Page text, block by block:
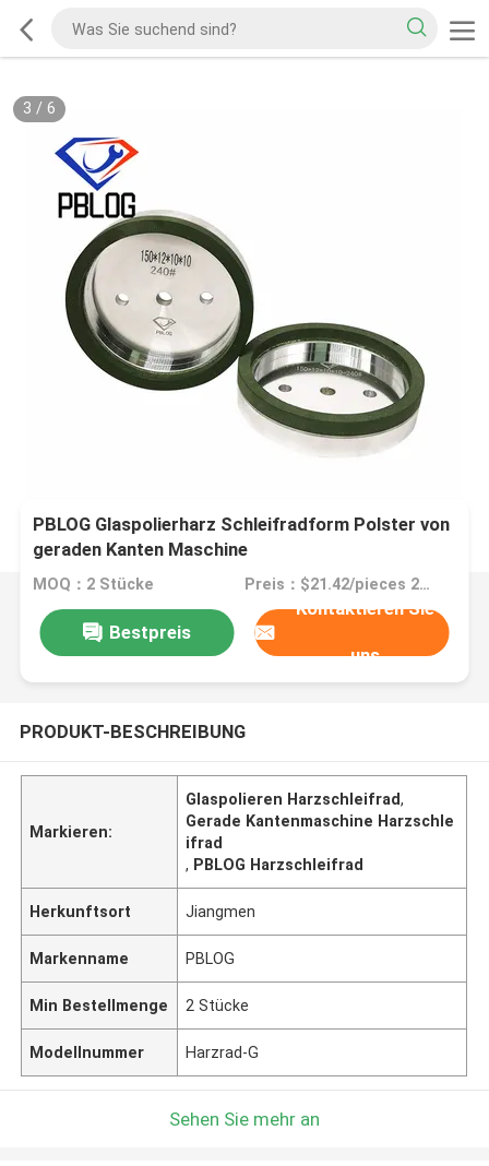
3 / 6
PBLOG Glaspolierharz Schleifradform Polster von
geraden Kanten Maschine
MOQ：2 Stücke Preis：$21.42/pieces 2-19 pieces
Bestpreis
Kontaktieren Sie
uns
PRODUKT-BESCHREIBUNG
Markieren:
Glaspolieren Harzschleifrad,
Gerade Kantenmaschine Harzschle
ifrad
, PBLOG Harzschleifrad
Herkunftsort Jiangmen
Markenname PBLOG
Min Bestellmenge 2 Stücke
Modellnummer Harzrad-G
Sehen Sie mehr an